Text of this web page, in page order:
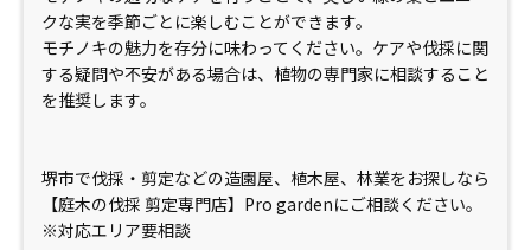
クな実を季節ごとに楽しむことができます。
モチノキの魅力を存分に味わってください。ケアや伐採に関
する疑問や不安がある場合は、植物の専門家に相談すること
を推奨します。
堺市で伐採・剪定などの造園屋、植木屋、林業をお探しなら
【庭木の伐採 剪定専門店】Pro gardenにご相談ください。
※対応エリア要相談